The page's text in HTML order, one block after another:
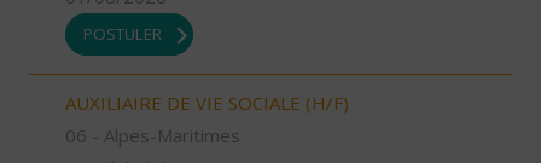
POSTULER
AUXILIAIRE DE VIE SOCIALE (H/F)
06 - Alpes-Maritimes